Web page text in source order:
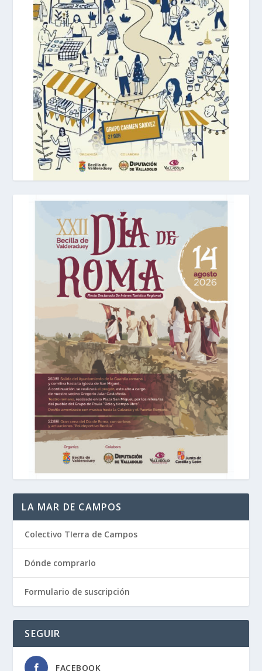
LA MAR DE CAMPOS
Colectivo TIerra de Campos
Dónde comprarlo
Formulario de suscripción
SEGUIR
FACEBOOK